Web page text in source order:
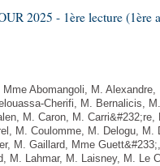
2025 - 1ère lecture (1ère
Abomangoli, M.
Cherifi, M. Bernalicis,
M. Caron, M.
M. Coulomme, M. Delogu, M.
M. Gaillard, Mme
M. Lahmar, M. Laisney, M. Le